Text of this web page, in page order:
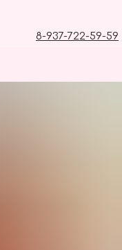
8-937-722-59-59